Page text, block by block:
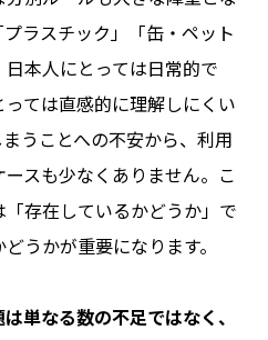
ラスチック」「缶・ペット
本人にとっては日常的で
ては直感的に理解しにくい
うことへの不安から、利用
スも少なくありません。こ
存在しているかどうか」で
うかが重要になります。
単なる数の不足ではなく、